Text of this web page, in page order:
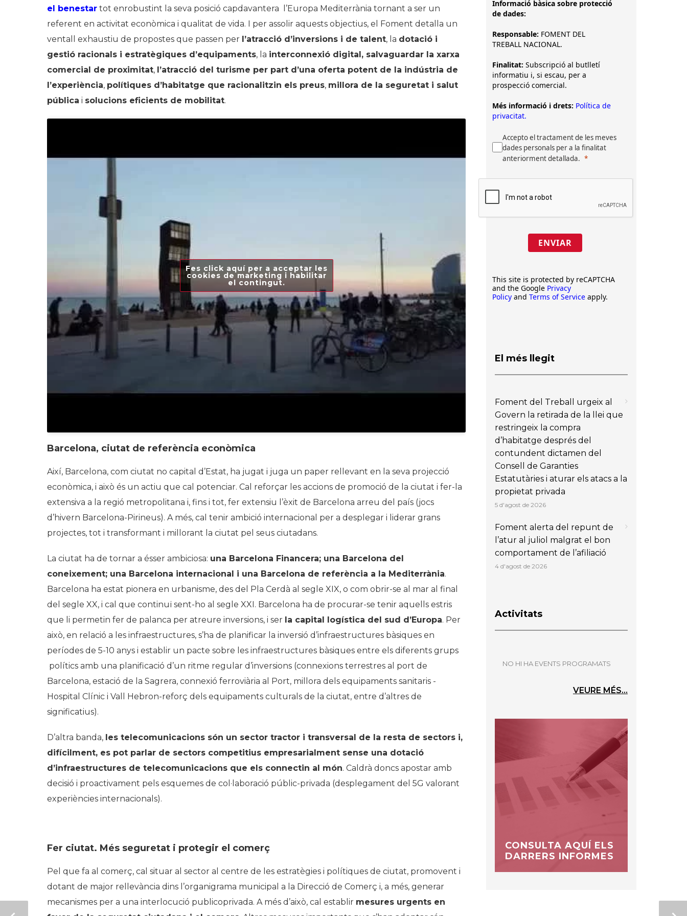
Biblioteca Arxiu
el benestar tot enrobustint la seva posició capdavantera l’Europa Mediterrània tornant a ser un
referent en activitat econòmica i qualitat de vida. I per assolir aquests objectius, el Foment detalla un
ventall exhaustiu de propostes que passen per l’atracció d’inversions i de talent, la dotació i
gestió racionals i estratègiques d’equipaments, la interconnexió digital, salvaguardar la xarxa
comercial de proximitat, l’atracció del turisme per part d’una oferta potent de la indústria de
l’experiència, polítiques d’habitatge que racionalitzin els preus, millora de la seguretat i salut
pública i solucions eficients de mobilitat.
Fes click aquí per a acceptar les
cookies de marketing i habilitar
el contingut.
Barcelona, ciutat de referència econòmica
Així, Barcelona, com ciutat no capital d’Estat, ha jugat i juga un paper rellevant en la seva projecció
econòmica, i això és un actiu que cal potenciar. Cal reforçar les accions de promoció de la ciutat i fer-la
extensiva a la regió metropolitana i, fins i tot, fer extensiu l’èxit de Barcelona arreu del país (jocs
d’hivern Barcelona-Pirineus). A més, cal tenir ambició internacional per a desplegar i liderar grans
projectes, tot i transformant i millorant la ciutat pel seus ciutadans.
La ciutat ha de tornar a ésser ambiciosa: una Barcelona Financera; una Barcelona del
coneixement; una Barcelona internacional i una Barcelona de referència a la Mediterrània.
Barcelona ha estat pionera en urbanisme, des del Pla Cerdà al segle XIX, o com obrir-se al mar al final
del segle XX, i cal que continuï sent-ho al segle XXI. Barcelona ha de procurar-se tenir aquells estris
que li permetin fer de palanca per atreure inversions, i ser la capital logística del sud d’Europa. Per
això, en relació a les infraestructures, s’ha de planificar la inversió d’infraestructures bàsiques en
períodes de 5-10 anys i establir un pacte sobre les infraestructures bàsiques entre els diferents grups
polítics amb una planificació d’un ritme regular d’inversions (connexions terrestres al port de
Barcelona, estació de la Sagrera, connexió ferroviària al Port, millora dels equipaments sanitaris -
Hospital Clínic i Vall Hebron-reforç dels equipaments culturals de la ciutat, entre d’altres de
significatius).
D’altra banda, les telecomunicacions són un sector tractor i transversal de la resta de sectors i,
difícilment, es pot parlar de sectors competitius empresarialment sense una dotació
d’infraestructures de telecomunicacions que els connectin al món. Caldrà doncs apostar amb
decisió i proactivament pels esquemes de col·laboració públic-privada (desplegament del 5G valorant
experiències internacionals).
Fer ciutat. Més seguretat i protegir el comerç
Pel que fa al comerç, cal situar al sector al centre de les estratègies i polítiques de ciutat, promovent i
dotant de major rellevància dins l’organigrama municipal a la Direcció de Comerç i, a més, generar
mecanismes per a una interlocució publicoprivada. A més d’això, cal establir mesures urgents en
Informació bàsica sobre protecció
de dades:
Responsable: FOMENT DEL
TREBALL NACIONAL.
Finalitat: Subscripció al butlletí
informatiu i, si escau, per a
prospecció comercial.
Més informació i drets: Política de
privacitat.
Accepto el tractament de les meves
dades personals per a la finalitat
anteriorment detallada.
ENVIAR
This site is protected by reCAPTCHA
and the Google Privacy
Policy and Terms of Service apply.
El més llegit
Foment del Treball urgeix al
Govern la retirada de la llei que
restringeix la compra
d’habitatge després del
contundent dictamen del
Consell de Garanties
Estatutàries i aturar els atacs a la
propietat privada
5 d'agost de 2026
Foment alerta del repunt de
l’atur al juliol malgrat el bon
comportament de l’afiliació
4 d'agost de 2026
Activitats
NO HI HA EVENTS PROGRAMATS
VEURE MÉS...
CONSULTA AQUÍ ELS
DARRERS INFORMES